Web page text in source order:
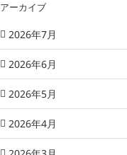
アーカイブ
2026年7月
2026年6月
2026年5月
2026年4月